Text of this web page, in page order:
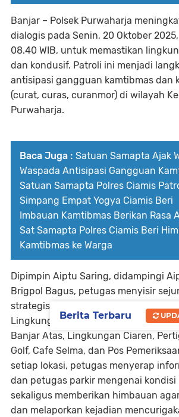
Banjar – Polsek Purwaharja
dialogis pada Senin, 20 Oktober
08.40 WIB, untuk memastikan
dan kondusif. Patroli ini menjadi
antisipasi gangguan kamtibmas dan
(curat, curas, curanmor) di wilayah
Purwaharja.
Baca Juga : Satuan Samapta Ajak
Waspada Antisipasi Gangguan
Satuan Samapta Polres Ciamis
Simpang Empat Yogya Ciamis Beri
Imbauan Kamtibmas Berikan Rasa
Sat Samapta Polres Ciamis Beri
Kamtibmas ke Warga
Dipimpin Aiptu Saring, didampingi
Brigpol Bagus, petugas menyisir
strategis, antara lain perbatasan
Lingkungan Cipadung, Pertigaan
Banjar Atas, Lingkungan Ciaren,
Golf, Cafe Selma, dan Pos
setiap lokasi, petugas menyerap
dan petugas parkir mengenai
sekaligus memberikan himbauan
dan melaporkan kejadian
Berita Terbaru